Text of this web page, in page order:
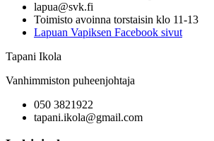
lapua@svk.fi
Toimisto avoinna torstaisin klo 11-13
Lapuan Vapiksen Facebook sivut
Tapani Ikola
Vanhimmiston puheenjohtaja
050 3821922
tapani.ikola@gmail.com